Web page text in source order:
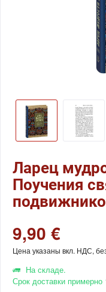
Ларец
Поучения
9,90 €
Цена указаны вкл. НДС,
На складе.
Срок доставки примерно